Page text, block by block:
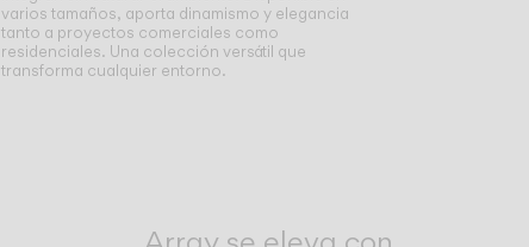
varios tamaños, aporta dinamismo y elegancia
tanto a proyectos comerciales como
residenciales. Una colección versátil que
transforma cualquier entorno.